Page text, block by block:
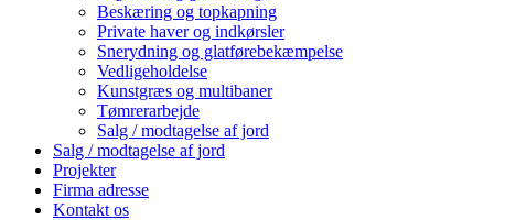
Beskæring og topkapning
Private haver og indkørsler
Snerydning og glatførebekæmpelse
Vedligeholdelse
Kunstgræs og multibaner
Tømrerarbejde
Salg / modtagelse af jord
Salg / modtagelse af jord
Projekter
Firma adresse
Kontakt os